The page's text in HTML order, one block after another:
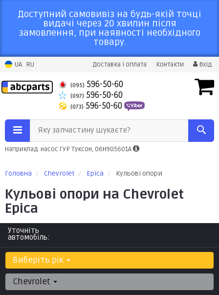
Доступний самовивіз на будь-якій точці
видачі через 20 хвилин після
замовлення, при наявності необхідного
товару.
UA RU Доставка і оплата Контакти Вхід
(095) 596-50-60
(097) 596-50-60
(073) 596-50-60
Яку запчастину шукаєте?
Наприклад: насос ГУР Туксон, 06H905601A
Головна Chevrolet Epica Кульові опори
Кульові опори на Chevrolet
Epica
Уточніть
автомобіль:
Виберіть рік
Chevrolet